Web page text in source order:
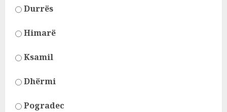
Durrës
Himarë
Ksamil
Dhërmi
Pogradec